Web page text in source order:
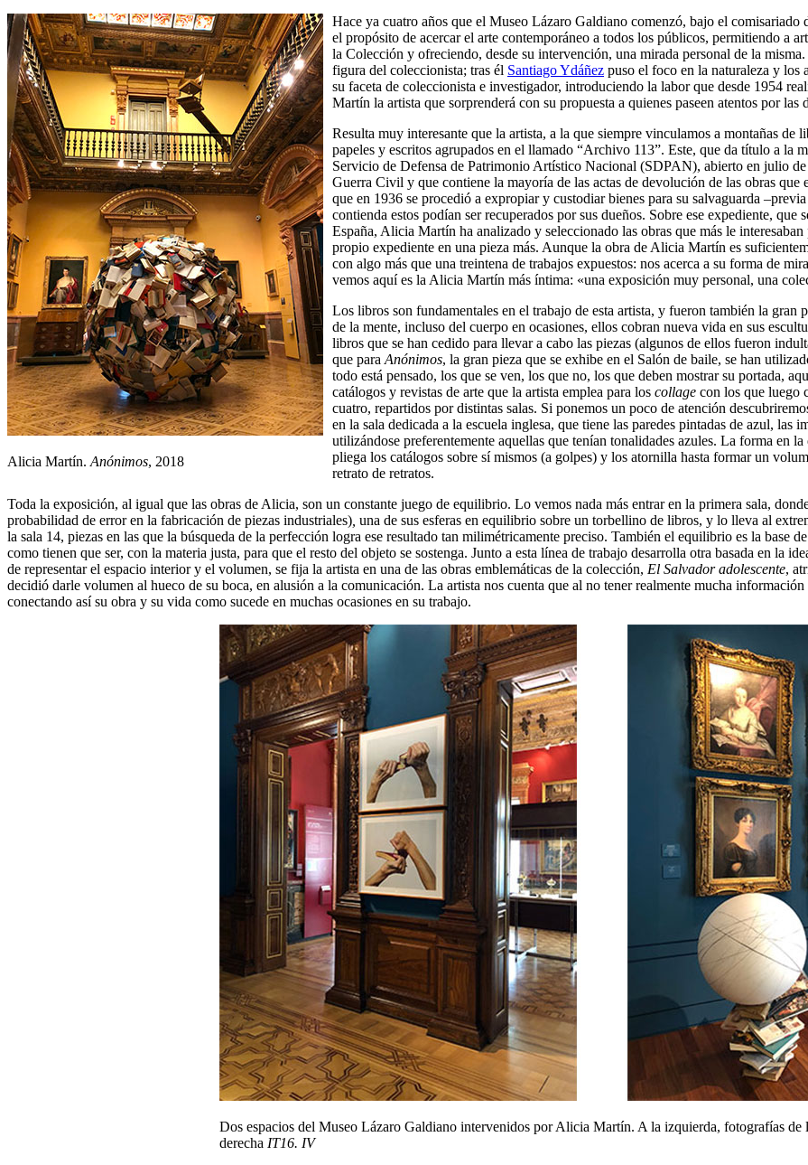
Alicia Martín. Anónimos, 2018
Hace ya cuatro años que el Museo Lázaro Galdiano comenzó, bajo el
el propósito de acercar el arte contemporáneo a todos los públicos, permitiendo a
la Colección y ofreciendo, desde su intervención, una mirada personal de la
figura del coleccionista; tras él Santiago Ydáñez puso el foco en la naturaleza y los
su faceta de coleccionista e investigador, introduciendo la labor que desde 1954
Martín la artista que sorprenderá con su propuesta a quienes paseen atentos por las
Resulta muy interesante que la artista, a la que siempre vinculamos a montañas
papeles y escritos agrupados en el llamado “Archivo 113”. Este, que da título a la
Servicio de Defensa de Patrimonio Artístico Nacional (SDPAN), abierto en julio
Guerra Civil y que contiene la mayoría de las actas de devolución de las obras
que en 1936 se procedió a expropiar y custodiar bienes para su salvaguarda
contienda estos podían ser recuperados por sus dueños. Sobre ese expediente,
España, Alicia Martín ha analizado y seleccionado las obras que más le
propio expediente en una pieza más. Aunque la obra de Alicia Martín es
con algo más que una treintena de trabajos expuestos: nos acerca a su forma de
vemos aquí es la Alicia Martín más íntima: «una exposición muy personal, una
Los libros son fundamentales en el trabajo de esta artista, y fueron también la
de la mente, incluso del cuerpo en ocasiones, ellos cobran nueva vida en sus
libros que se han cedido para llevar a cabo las piezas (algunos de ellos fueron
que para Anónimos, la gran pieza que se exhibe en el Salón de baile, se han
todo está pensado, los que se ven, los que no, los que deben mostrar su portada,
catálogos y revistas de arte que la artista emplea para los collage con los que luego
cuatro, repartidos por distintas salas. Si ponemos un poco de atención
en la sala dedicada a la escuela inglesa, que tiene las paredes pintadas de azul, las
utilizándose preferentemente aquellas que tenían tonalidades azules. La forma en
pliega los catálogos sobre sí mismos (a golpes) y los atornilla hasta formar un
retrato de retratos.
Toda la exposición, al igual que las obras de Alicia, son un constante juego de equilibrio. Lo vemos nada más entrar en la primera sala,
probabilidad de error en la fabricación de piezas industriales) una de sus esferas en equilibrio sobre un torbellino de libros, y lo lleva al
la sala 14, piezas en las que la búsqueda de la perfección logra ese resultado tan milimétricamente preciso. También el equilibrio es la base
como tienen que ser, con la materia justa, para que el resto del objeto se sostenga. Junto a esta línea de trabajo desarrolla otra basada en la
de representar el espacio interior y el volumen, se fija la artista en una de las obras emblemáticas de la colección, El Salvador adolescente,
decidió darle volumen al hueco de su boca, en alusión a la comunicación. La artista nos cuenta que al no tener realmente mucha
conectando así su obra y su vida como sucede en muchas ocasiones en su trabajo.
Dos espacios del Museo Lázaro Galdiano intervenidos por Alicia Martín. A la izquierda, fotografías de
derecha IT16. IV